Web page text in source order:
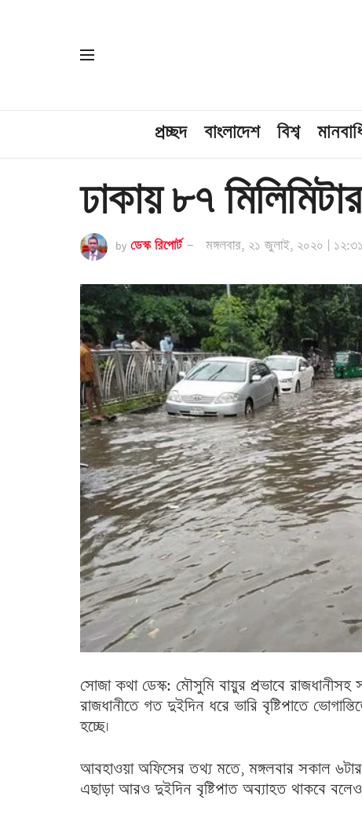
প্রচ্ছদ বাংলাদেশ বিশ্ব
ঢাকায় ৮৭ মিলিমিটার
by ডেস্ক রিপোর্ট মঙ্গলবার, ২১ জুলাই, ২০২০ |
সোজা কথা ডেস্ক: মৌসুমি বায়ুর প্রভাবে রাজধানীসহ
রাজধানীতে গত দুইদিন ধরে ভারি বৃষ্টিপাতে
হচ্ছে।
আবহাওয়া অফিসের তথ্য মতে, মঙ্গলবার সকাল ৬টার
এছাড়া আরও দুইদিন বৃষ্টিপাত অব্যাহত থাকবে বলেও